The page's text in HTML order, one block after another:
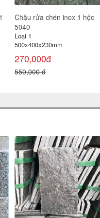
Chậu Rửa chén Nano vàng 2
hộc lệch 8245L (tặng vòi+
bình xà bông)
Loại 1
820x450x230mm
2,000,000đ